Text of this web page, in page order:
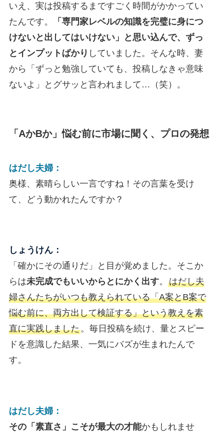
いえ、実は投稿するまですごく時間がかかってい
たんです。
「専門家レベルの知識を完璧に身につ
けないと出してはいけない」と思い込んで、ずっ
とインプットばかり していました。そんな時、妻
から「ずっと勉強していても、投稿しなきゃ意味
ないよ」とグサッと言われまして…（笑）。
「AかBか」悩む前に市場に聞く、プロの発想
はだし夫婦：
奥様、素晴らしい一言ですね！その言葉を受け
て、どう動かれたんですか？
しょうけん：
「確かにその通りだ」と目が覚めました。そこか
らは未完成でもいいからとにかく出す。 はだし夫
婦さんたちがいつも教えられている「A案とB案で
悩む前に、両方出して検証する」という教えを素
直に実践しました。毎日投稿を続け、量とスピー
ドを意識した結果、一気にバズが生まれたんで
す。
はだし夫婦：
その「素直さ」こそが最大の才能かもしれませ